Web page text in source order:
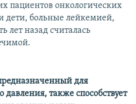
пациентов онкологических
дети, больные лейкемией,
лет назад считалась
для
также способствует